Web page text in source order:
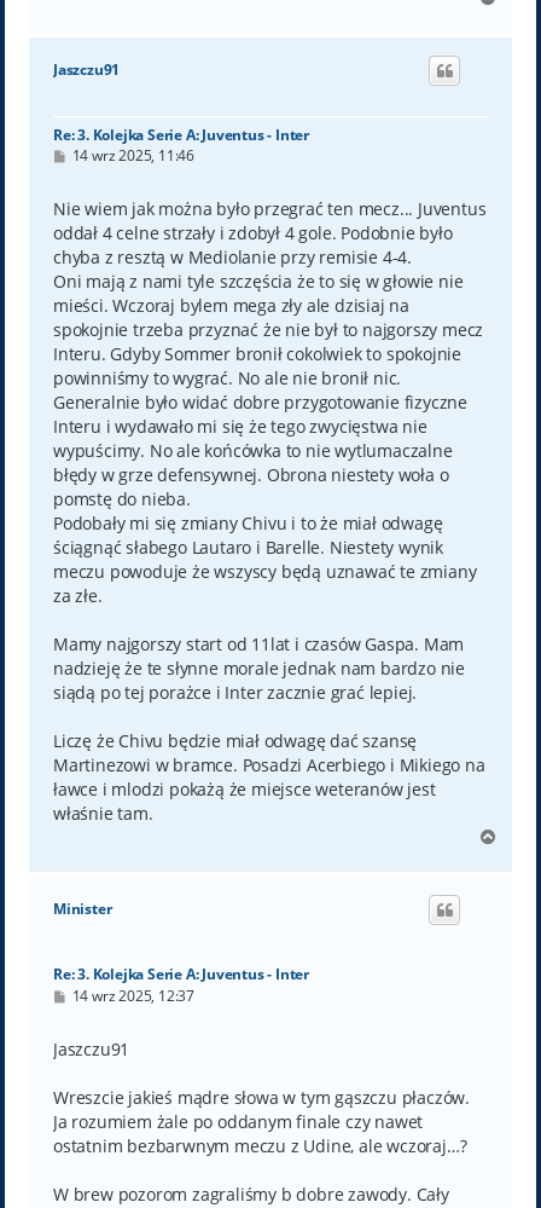
g
Jaszczu91
Re: 3. Kolejka Serie A: Juventus - Inter
P
t
14 wrz 2025, 11:46
Nie wiem jak można było przegrać ten mecz... Juventus
oddał 4 celne strzały i zdobył 4 gole. Podobnie było
chyba z resztą w Mediolanie przy remisie 4-4.
Oni mają z nami tyle szczęścia że to się w głowie nie
mieści. Wczoraj bylem mega zły ale dzisiaj na
spokojnie trzeba przyznać że nie był to najgorszy mecz
Interu. Gdyby Sommer bronił cokolwiek to spokojnie
powinniśmy to wygrać. No ale nie bronił nic.
Generalnie było widać dobre przygotowanie fizyczne
Interu i wydawało mi się że tego zwycięstwa nie
wypuścimy. No ale końcówka to nie wytlumaczalne
błędy w grze defensywnej. Obrona niestety woła o
pomstę do nieba.
Podobały mi się zmiany Chivu i to że miał odwagę
ściągnąć słabego Lautaro i Barelle. Niestety wynik
meczu powoduje że wszyscy będą uznawać te zmiany
za złe.
Mamy najgorszy start od 11lat i czasów Gaspa. Mam
nadzieję że te słynne morale jednak nam bardzo nie
siądą po tej porażce i Inter zacznie grać lepiej.
Liczę że Chivu będzie miał odwagę dać szansę
Martinezowi w bramce. Posadzi Acerbiego i Mikiego na
ławce i mlodzi pokażą że miejsce weteranów jest
właśnie tam.
g
Minister
Re: 3. Kolejka Serie A: Juventus - Inter
P
t
14 wrz 2025, 12:37
Jaszczu91
Wreszcie jakieś mądre słowa w tym gąszczu płaczów.
Ja rozumiem żale po oddanym finale czy nawet
ostatnim bezbarwnym meczu z Udine, ale wczoraj…?
W brew pozorom zagraliśmy b dobre zawody. Cały